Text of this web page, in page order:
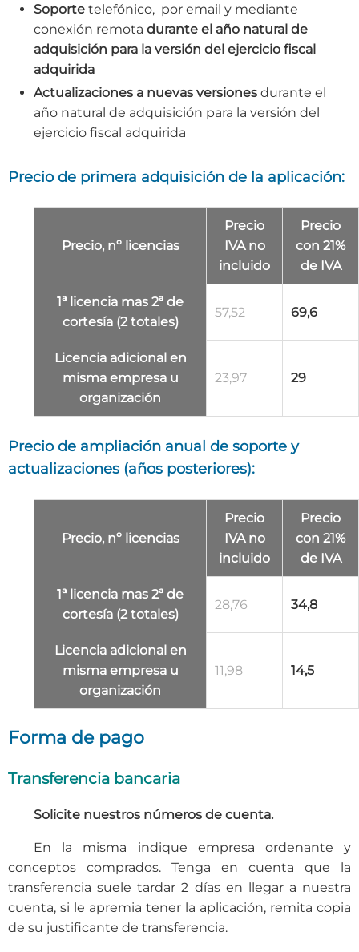
Soporte telefónico, por email y mediante
conexión remota durante el año natural de
adquisición para la versión del ejercicio fiscal
adquirida
Actualizaciones a nuevas versiones durante el
año natural de adquisición para la versión del
ejercicio fiscal adquirida
Precio de primera adquisición de la aplicación:
Precio, nº licencias
Precio
IVA no
incluido
Precio
con 21%
de IVA
1ª licencia mas 2ª de
cortesía (2 totales)
57,52 69,6
Licencia adicionalen
misma empresa u
organización
23,97 29
Precio de ampliación anual de soporte y
actualizaciones (años posteriores):
Precio, nº licencias
Precio
IVA no
incluido
Precio
con 21%
de IVA
1ª licencia mas 2ª de
cortesía (2 totales)
28,76 34,8
Licencia adicionalen
misma empresa u
organización
11,98 14,5
Forma de pago
Transferencia bancaria
Solicite nuestros números de cuenta.
En la misma indique empresa ordenante y
conceptos comprados. Tenga en cuenta que la
transferencia suele tardar 2 días en llegar a nuestra
cuenta, si le apremia tener la aplicación, remita copia
de su justificante de transferencia.